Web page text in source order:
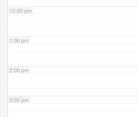
12:00 pm
1:00 pm
2:00 pm
3:00 pm